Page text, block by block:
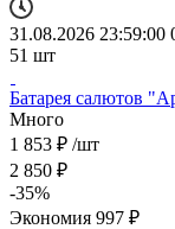
31.08.2026 23:59:00
51 шт
Батарея салютов
Много
1 853 ₽ /шт
2 850 ₽
-35%
Экономия 997 ₽